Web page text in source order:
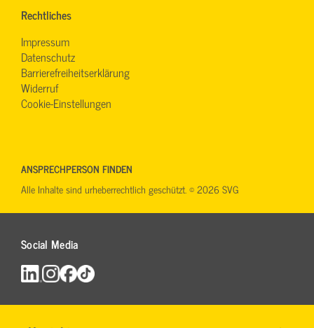
Rechtliches
Impressum
Datenschutz
Barrierefreiheitserklärung
Widerruf
Cookie-Einstellungen
Social Media
ANSPRECHPERSON FINDEN
Alle Inhalte sind urheberrechtlich geschützt. © 2026 SVG